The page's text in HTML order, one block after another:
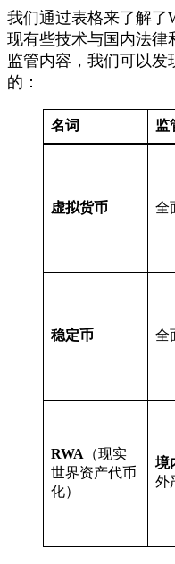
我们通过表格来了解了
现有些技术与国内法律
监管内容，我们可以
的：
名词 监
虚拟货币 全
稳定币 全
RWA （现实
世界资产代币
化）
境
外